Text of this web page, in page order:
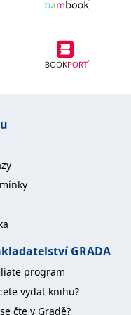
GRADA
program
vydat knihu?
čte v Gradě?
Doubleclick a provádí
informace o tom, jak
koncový uživatel používá
webové stránky a
aktivitě na webu. Tato